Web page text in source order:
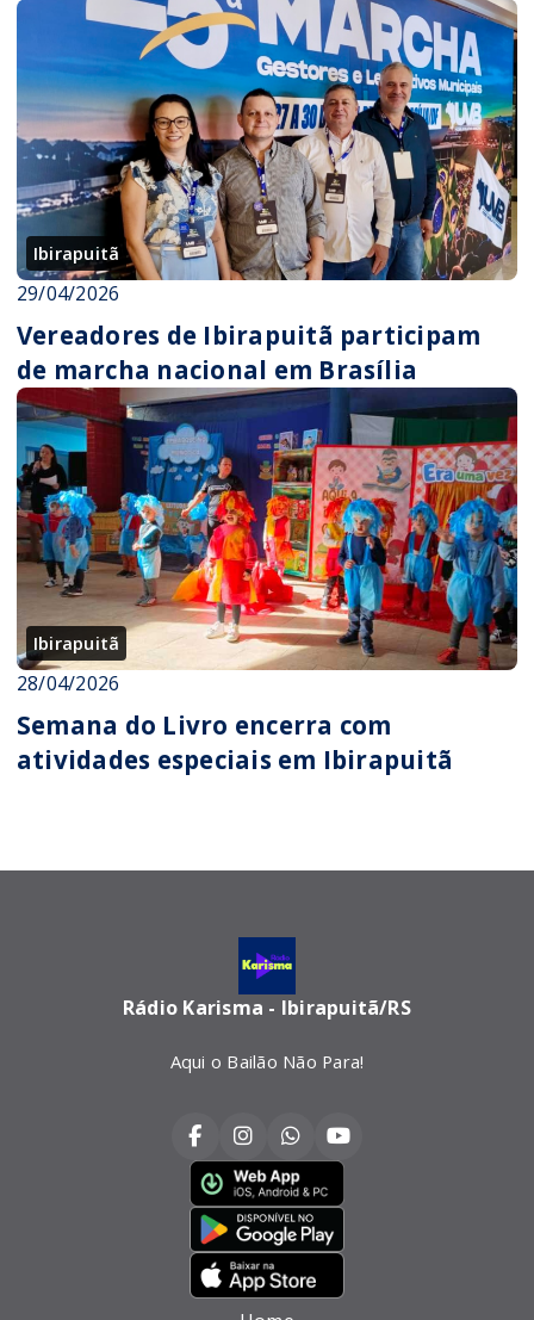
Ibirapuitã
29/04/2026
Vereadores de Ibirapuitã participam
de marcha nacional em Brasília
Ibirapuitã
28/04/2026
Semana do Livro encerra com
atividades especiais em Ibirapuitã
Rádio Karisma - Ibirapuitã/RS
Aqui o Bailão Não Para!